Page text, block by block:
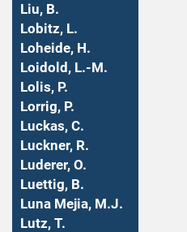
Liu, B.
Lobitz, L.
Loheide, H.
Loidold, L.-M.
Lolis, P.
Lorrig, P.
Luckas, C.
Luckner, R.
Luderer, O.
Luettig, B.
Luna Mejia, M.J.
Lutz, T.